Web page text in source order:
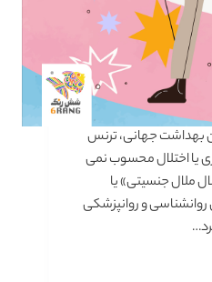
بهداشت جهانی، ترنس‌
یا اختلال محسوب نمی
ملال جنسیتی» یا
و روانپزشکی